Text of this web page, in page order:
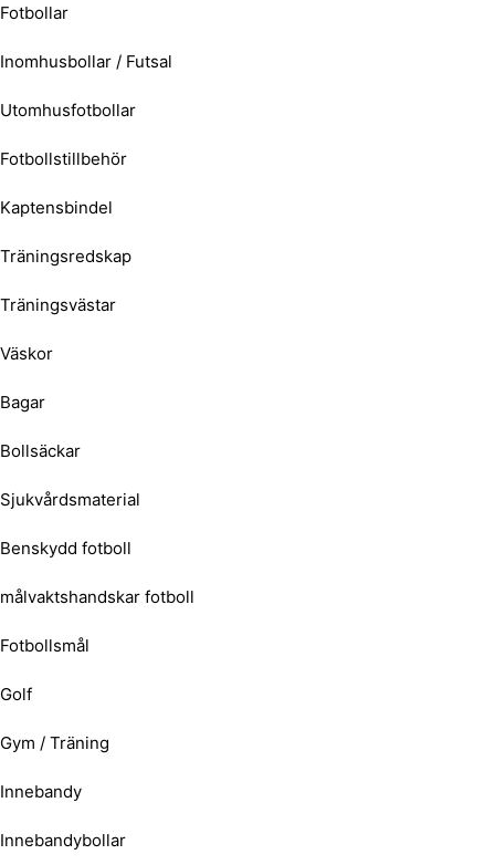
Fotbollar
Inomhusbollar / Futsal
Utomhusfotbollar
Fotbollstillbehör
Kaptensbindel
Träningsredskap
Träningsvästar
Väskor
Bagar
Bollsäckar
Sjukvårdsmaterial
Benskydd fotboll
målvaktshandskar fotboll
Fotbollsmål
Golf
Gym / Träning
Innebandy
Innebandybollar